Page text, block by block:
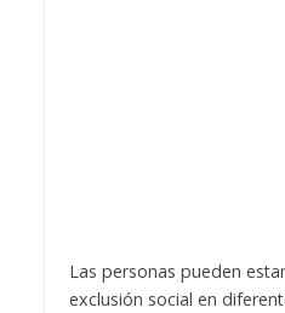
Las personas pueden
exclusión social en